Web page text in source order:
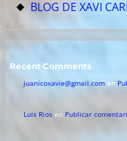
BLOG DE XAVI
Recent Comments
juanicoxavie@gmail.comen
Luis Riosen Publicar